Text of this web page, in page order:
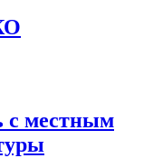
с местным